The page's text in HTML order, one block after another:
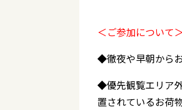
＜ご参加について＞
◆徹夜や早朝から
◆優先観覧エリア
置されているお荷